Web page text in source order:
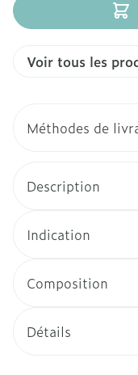
Voir tous les
Méthodes de
Description
Indication
Composition
Détails